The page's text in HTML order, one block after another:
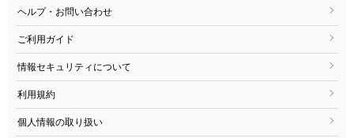
ヘルプ・お問い合わせ
ご利用ガイド
情報セキュリティについて
利用規約
個人情報の取り扱い